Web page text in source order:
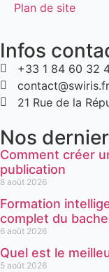
Plan de site
Infos
+33 1 84 60 32
contact@swiris.fr
21 Rue de la
Nos
Comment créer
publication
8 août 2026
Formation
complet du
6 août 2026
Quel est le
5 août 2026